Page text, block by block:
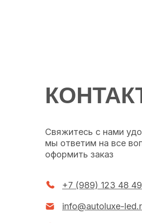
Свяжитесь с нами
мы ответим на все
оформить заказ
+7 (989) 123 48 49
info@autoluxe-